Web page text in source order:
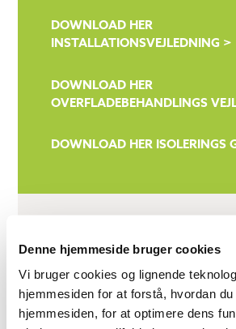
Denne hjemmeside bruger cookies
Vi bruger cookies og lignende
hjemmesiden for at forstå, hvordan du
hjemmesiden, for at optimere dens
DOWNLOAD HER
INSTALLATIONSVEJLEDNING >
DOWNLOAD HER
OVERFLADEBEHANDLINGS
DOWNLOAD HER ISOLERINGS
Nederste område (m²)
24
Bundmål (mm x mm)